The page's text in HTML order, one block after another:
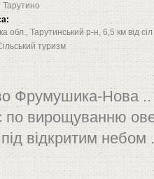
Тарутино
обл., Тарутинський р-н, 6,5 км від
туризм
Фрумушика-Нова
по вирощуванню
відкритим небом